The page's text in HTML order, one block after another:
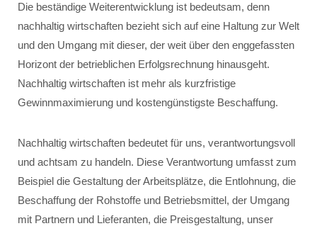
Die beständige Weiterentwicklung ist bedeutsam, denn
nachhaltig wirtschaften bezieht sich auf eine Haltung zur Welt
und den Umgang mit dieser, der weit über den enggefassten
Horizont der betrieblichen Erfolgsrechnung hinausgeht.
Nachhaltig wirtschaften ist mehr als kurzfristige
Gewinnmaximierung und kostengünstigste Beschaffung.
Nachhaltig wirtschaften bedeutet für uns, verantwortungsvoll
und achtsam zu handeln. Diese Verantwortung umfasst zum
Beispiel die Gestaltung der Arbeitsplätze, die Entlohnung, die
Beschaffung der Rohstoffe und Betriebsmittel, der Umgang
mit Partnern und Lieferanten, die Preisgestaltung, unser